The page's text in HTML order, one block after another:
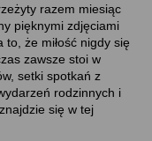
razem miesiąc
pięknymi zdjęciami
to, że miłość nigdy się
zawsze stoi w
setki spotkań z
rodzinnych i
się w tej